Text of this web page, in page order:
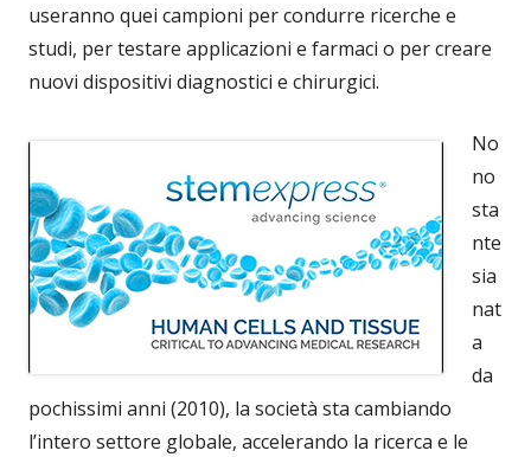
useranno quei campioni per condurre ricerche e
studi, per testare applicazioni e farmaci o per creare
nuovi dispositivi diagnostici e chirurgici.
No
no
sta
nte
sia
nat
a
da
pochissimi anni (2010), la società sta cambiando
l’intero settore globale, accelerando la ricerca e le